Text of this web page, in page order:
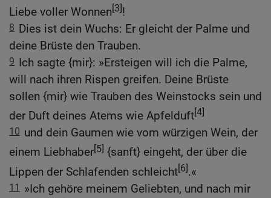
Liebe voller Wonnen[3]!
8 Dies ist dein Wuchs: Er gleicht der Palme und
deine Brüste den Trauben.
9 Ich sagte {mir}: »Ersteigen will ich die Palme,
will nach ihren Rispen greifen. Deine Brüste
sollen {mir} wie Trauben des Weinstocks sein und
der Duft deines Atems wie Apfelduft[4]
10 und dein Gaumen wie vom würzigen Wein, der
einem Liebhaber[5] {sanft} eingeht, der über die
Lippen der Schlafenden schleicht[6].«
11 »Ich gehöre meinem Geliebten, und nach mir